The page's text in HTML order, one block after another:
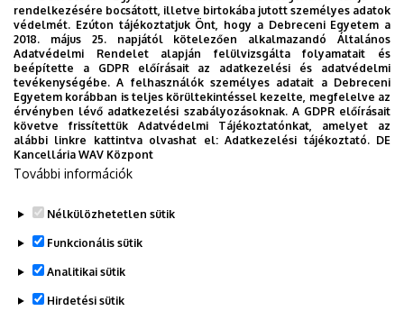
Egyetem új applikációját, melyet hallgatói számára
készített. Az alkalmazás bevezetésével célunk, hogy
segítsünk eligazodni az egyetemi mindennapokban, a
tanulmányaiddal kapcsolatban gyorsan elérhető
információkat biztosítsunk, útmutatót adjunk az egyetemi
évek során felmerülő helyzetekkel, kérdésekkel
kapcsolatban, továbbá „zsebközelbe” hozzuk az Egyetem
és Debrecen város kulturális és sport életét.
rendelkezésére bocsátott, illetve birtokába jutott személyes adatok
védelmét. Ezúton tájékoztatjuk Önt, hogy a Debreceni Egyetem a
2018. május 25. napjától kötelezően alkalmazandó Általános
Adatvédelmi Rendelet alapján felülvizsgálta folyamatait és
beépítette a GDPR előírásait az adatkezelési és adatvédelmi
tevékenységébe. A felhasználók személyes adatait a Debreceni
Egyetem korábban is teljes körültekintéssel kezelte, megfelelve az
érvényben lévő adatkezelési szabályozásoknak. A GDPR előírásait
követve frissítettük Adatvédelmi Tájékoztatónkat, amelyet az
alábbi linkre kattintva olvashat el:Adatkezelési tájékoztató. DE
Kancellária WAV Központ
További információk
Nélkülözhetetlen sütik
Funkcionális sütik
Analitikai sütik
Hirdetési sütik